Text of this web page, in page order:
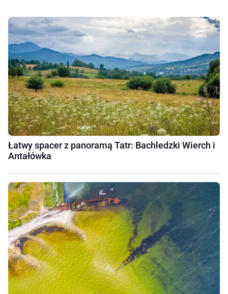
Łatwy spacer z panoramą Tatr: Bachledzki Wierch i
Antałówka